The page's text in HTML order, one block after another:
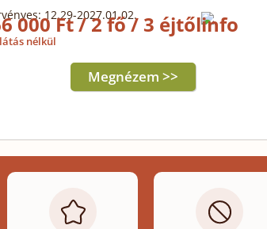
12.29-2027.01.02.
000 Ft / 2 fő / 3 éjtől
nélkül
Megnézem >>